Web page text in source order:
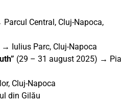
Central, Cluj-Napoca,
Iulius Parc, Cluj-Napoca
(29 – 31 august 2025) →
Cluj-Napoca
din Gilău